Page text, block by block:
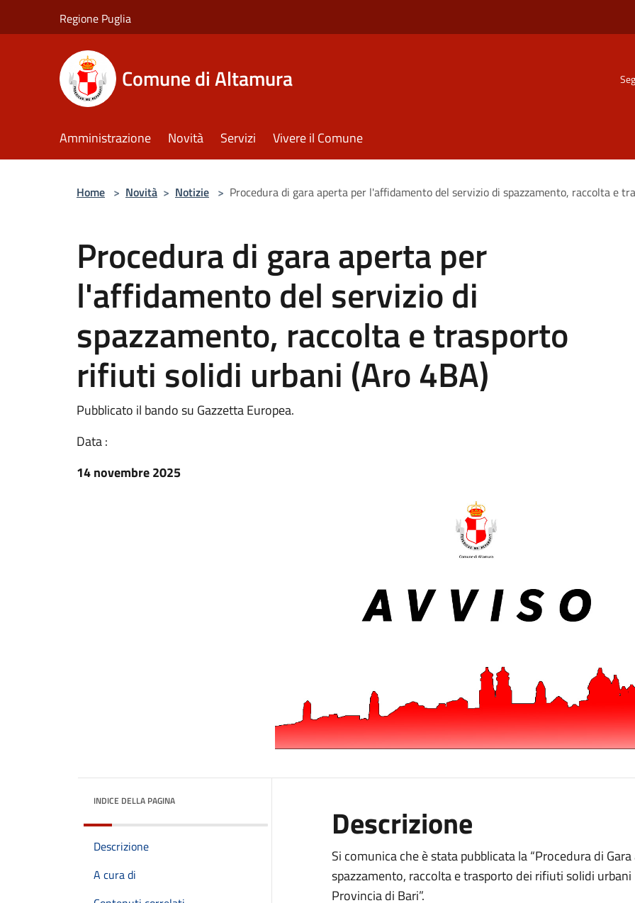
Regione Puglia
Comune di Altamura
Amministrazione Novità Servizi Vivere il Comune
Home > Novità > Notizie > Procedura di gara aperta per l'affidamento del servizio di spazzamento, raccolta e
Procedura di gara aperta per
l'affidamento del servizio di
spazzamento, raccolta e trasporto
rifiuti solidi urbani (Aro 4BA)
Pubblicato il bando su Gazzetta Europea.
Data :
14 novembre 2025
INDICE DELLA PAGINA
Descrizione
A cura di
Descrizione
Si comunica che è stata pubblicata la “Procedura di
spazzamento, raccolta e trasporto dei rifiuti solidi
Provincia di Bari”.